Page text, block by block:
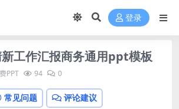
登录
工作汇报商务通用ppt模板
PPT 94 0
常见问题 评论建议